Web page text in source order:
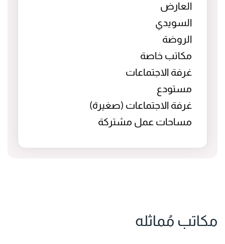
العارض
السويدي
الروضة
مكاتب خاصة
غرفة الاجتماعات
مستودع
غرفة الاجتماعات (صغيرة)
مساحات عمل مشتركة
مكاتب مُماثله